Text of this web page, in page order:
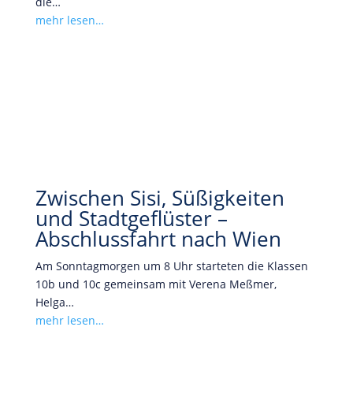
mehr lesen…
Zwischen Sisi, Süßigkeiten
und Stadtgeflüster –
Abschlussfahrt nach Wien
Am Sonntagmorgen um 8 Uhr starteten die Klassen
10b und 10c gemeinsam mit Verena Meßmer,
Helga…
mehr lesen…